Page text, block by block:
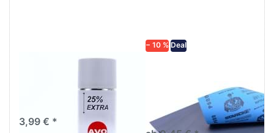
3,99 € *
− 10 % Deal
diversen Körnungen
Nass-Schleifpapier zur nass
und trocken anwendung